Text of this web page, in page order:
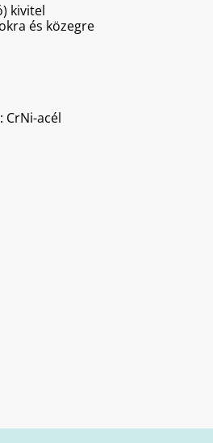
kivitel
és közegre
: CrNi-acél